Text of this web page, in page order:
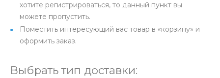
хотите регистрироваться, то данный пункт вы
можете пропустить.
Поместить интересующий вас товар в «корзину» и
оформить заказ.
Выбрать тип доставки: